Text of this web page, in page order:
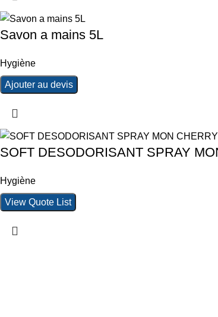
Savon a mains 5L
Hygiène
Ajouter au devis
SOFT DESODORISANT SPRAY
Hygiène
View Quote List